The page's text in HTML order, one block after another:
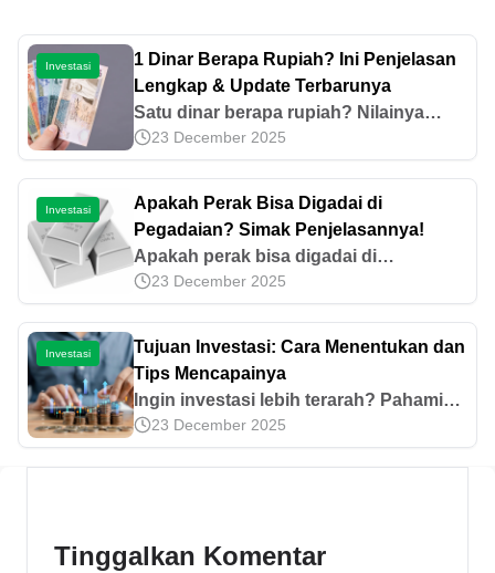
Investasi
1 Dinar Berapa Rupiah? Ini Penjelasan
Lengkap & Update Terbarunya
Satu dinar berapa rupiah? Nilainya
sebenarnya bisa berubah-ubah. Mari
ketahui tentang besaran nilai dinar
terhadap rupiah di artikel ini.
23 December 2025
Investasi
Apakah Perak Bisa Digadai di
Pegadaian? Simak Penjelasannya!
Apakah perak bisa digadai di
Pegadaian? Temukan berbagai daftar
barang yang bisa digadaikan di
Pegadaian pada artikel ini!
23 December 2025
Investasi
Tujuan Investasi: Cara Menentukan dan
Tips Mencapainya
Ingin investasi lebih terarah? Pahami
cara menentukan tujuan investasi dan
langkah praktis untuk mencapainya
23 December 2025
Tinggalkan Komentar